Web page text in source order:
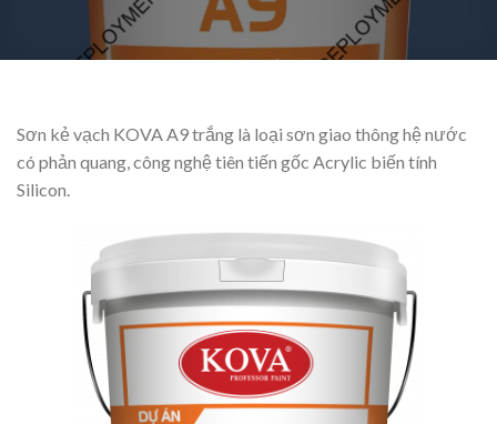
Sơn kẻ vạch KOVA A9 trắng là loại sơn giao thông hệ nước
có phản quang, công nghệ tiên tiến gốc Acrylic biến tính
Silicon.